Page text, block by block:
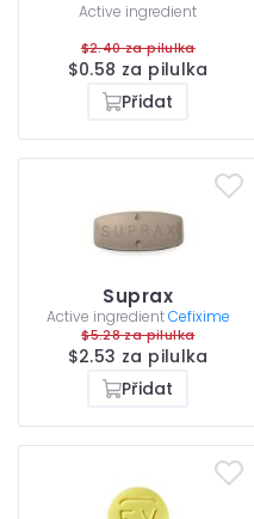
Active ingredient
$2.40 za pilulka
$0.58 za pilulka
Přidat
Suprax
Active ingredientCefixime
$5.28 za pilulka
$2.53 za pilulka
Přidat